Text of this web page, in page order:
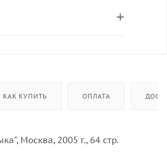
КАК КУПИТЬ ОПЛАТА
Москва, 2005 г., 64 стр.